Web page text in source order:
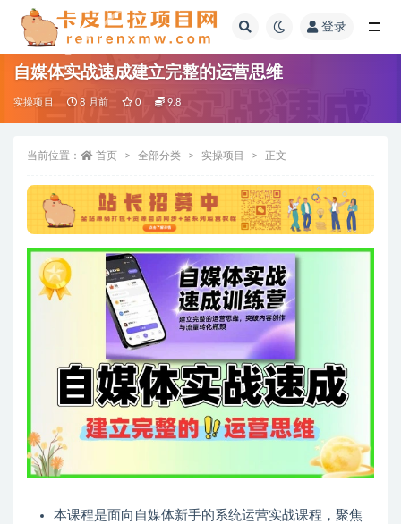
登录
自媒体实战速成建立完整的运营思维
实操项目 8 月前 0 9.8
当前位置： 首页 全部分类 实操项目 正文
本课程是面向自媒体新手的系统运营实战课程，聚焦
全部